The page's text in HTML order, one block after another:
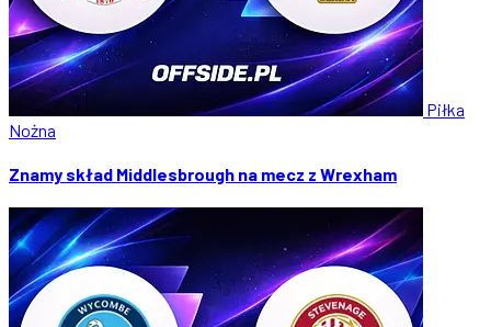
Piłka
Nożna
Znamy skład Middlesbrough na mecz z Wrexham